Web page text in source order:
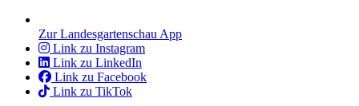
Zur Landesgartenschau App
Link zu Instagram
Link zu LinkedIn
Link zu Facebook
Link zu TikTok